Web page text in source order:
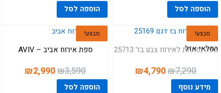
₪4,290.
₪3,190.
הוספה לסל
₪4,290.
הוספה לסל
מבצע!
ספה נפתחת לאירוח צבע בז' 25713
₪7,290
המחיר₪4,790
מידע נוסף
המלאי אזל
מבצע!
ספת אירוח אביב – AVIV
₪3,590
המחיר₪2,990
הוספה לסל